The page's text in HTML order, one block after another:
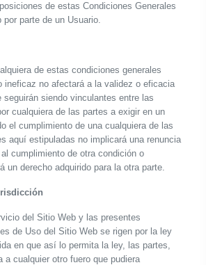
de estas Condiciones Generales
parte de un Usuario.
de estas condiciones generales
ineficaz no afectará a la validez o eficacia
siendo vinculantes entre las
cualquiera de las partes a exigir en un
el cumplimiento de una cualquiera de las
aquí estipuladas no implicará una renuncia
cumplimiento de otra condición o
un derecho adquirido para la otra parte.
del Sitio Web y las presentes
de Uso del Sitio Web se rigen por la ley
en que así lo permita la ley, las partes,
a cualquier otro fuero que pudiera